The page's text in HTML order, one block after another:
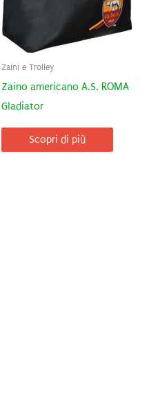
Zaini e Trolley
Zaino americano A.S. ROMA
Gladiator
Scopri di più